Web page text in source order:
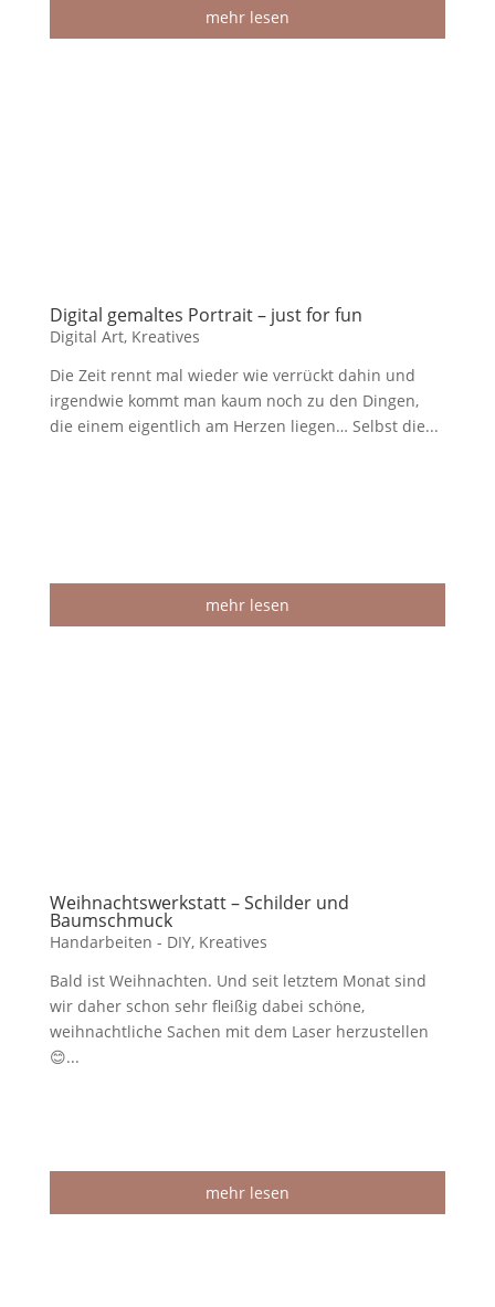
mehr lesen
Digital gemaltes Portrait – just for fun
Digital Art, Kreatives
Die Zeit rennt mal wieder wie verrückt dahin und
irgendwie kommt man kaum noch zu den Dingen,
die einem eigentlich am Herzen liegen… Selbst die...
mehr lesen
Weihnachtswerkstatt – Schilder und
Baumschmuck
Handarbeiten - DIY, Kreatives
Bald ist Weihnachten. Und seit letztem Monat sind
wir daher schon sehr fleißig dabei schöne,
weihnachtliche Sachen mit dem Laser herzustellen
😊...
mehr lesen